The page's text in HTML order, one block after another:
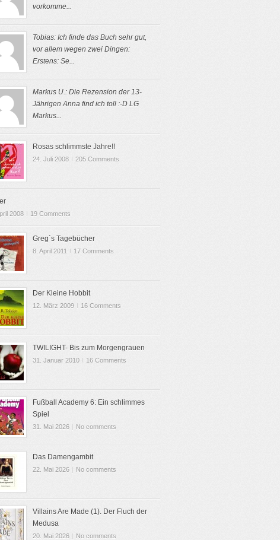
vorkomme...
Tobias: Ich finde das Buch sehr gut,
vor allem wegen zwei Dingen:
Erstens: Se...
Markus U.: Die Rezension der 13-
Jährigen Anna find ich toll :-D LG
Markus...
Rosas schlimmste Jahre!!
24. Juli 2008 I 205 Comments
2008 I 19 Comments
Greg´s Tagebücher
8. April 2011 I 17 Comments
Der Kleine Hobbit
12. März 2009 I 16 Comments
TWILIGHT- Bis zum Morgengrauen
31. Januar 2010 I 16 Comments
Fußball Academy 6: Ein schlimmes
Spiel
31. Mai 2026 | No comments
Das Damengambit
22. Mai 2026 No comments
Villains Are Made (1). Der Fluch der
Medusa
20. Mai 2026 | No comments